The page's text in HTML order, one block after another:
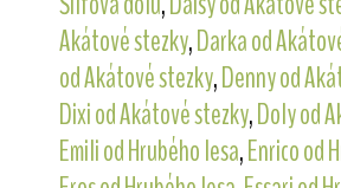
Akátové stezky,Darka od
od Akátové stezky,Denny od
Dixi od Akátové stezky,Doly od
Emili od Hrubého lesa,Enrico od